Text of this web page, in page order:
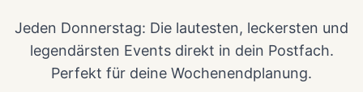
Jeden Donnerstag: Die lautesten, leckersten und
legendärsten Events direkt in dein Postfach.
Perfekt für deine Wochenendplanung.